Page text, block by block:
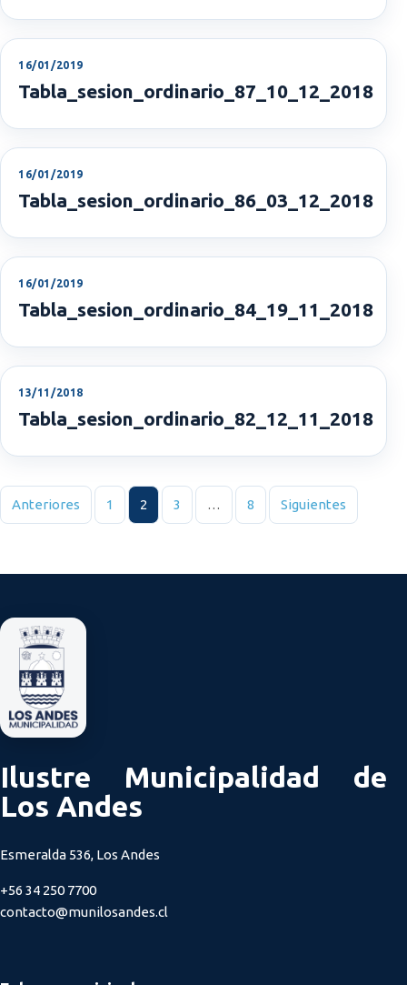
16/01/2019
Tabla_sesion_ordinario_87_10_12_2018
16/01/2019
Tabla_sesion_ordinario_86_03_12_2018
16/01/2019
Tabla_sesion_ordinario_84_19_11_2018
13/11/2018
Tabla_sesion_ordinario_82_12_11_2018
Paginación de entradas
Anteriores 1 2 3 … 8 Siguientes
Ilustre Municipalidad de
Los Andes
Esmeralda 536, Los Andes
+56 34 250 7700
contacto@munilosandes.cl